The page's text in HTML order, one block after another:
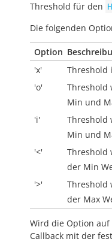
Threshold für den
Die folgenden
Option
'x'
Threshold
'o'
Threshold
Min und
'i'
Threshold
Min und
'<'
Threshold
der Min
'>'
Threshold
der Max
Wird die Option auf
Callback mit der